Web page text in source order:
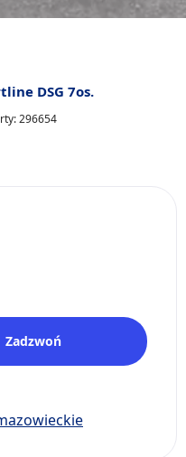
DSG 7os.
296654
Zadzwoń